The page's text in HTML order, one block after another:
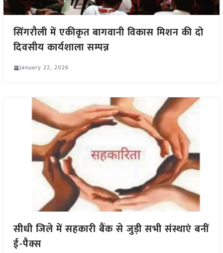
सिंगरौली में एकीकृत बागवानी विकास मिशन की दो
दिवसीय कार्यशाला सम्पन्न
January 22, 2026
सीधी जिले में सहकारी बैंक से जुड़ी सभी संस्थाएं बनीं
ई-पैक्स